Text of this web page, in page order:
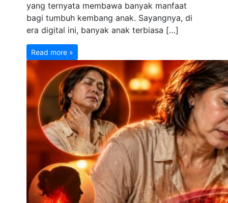
yang ternyata membawa banyak manfaat
bagi tumbuh kembang anak. Sayangnya, di
era digital ini, banyak anak terbiasa […]
Read more »